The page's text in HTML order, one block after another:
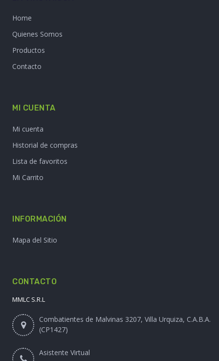
Home
Quienes Somos
Productos
Contacto
MI CUENTA
Mi cuenta
Historial de compras
Lista de favoritos
Mi Carrito
INFORMACIÓN
Mapa del Sitio
CONTACTO
MMLC S.R.L
Combatientes de Malvinas 3207, Villa Urquiza, C.A.B.A.
(CP1427)
Asistente Virtual